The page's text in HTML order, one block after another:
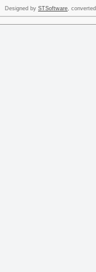
Designed by STSoftware,